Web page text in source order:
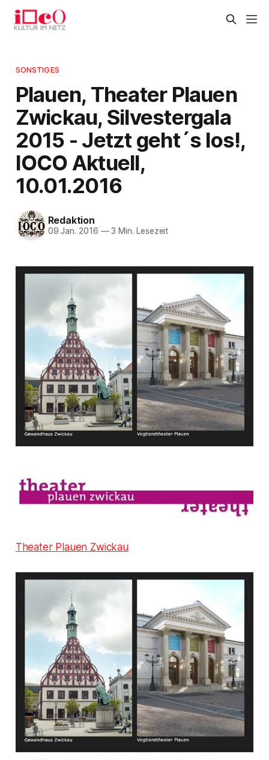
SONSTIGES
Plauen, Theater Plauen
Zwickau, Silvestergala
2015 - Jetzt geht´s los!,
IOCO Aktuell,
10.01.2016
Redaktion
09 Jan. 2016 —3 Min. Lesezeit
Theater Plauen Zwickau